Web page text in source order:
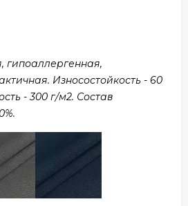
Износостойкость - 60
- 300 г/м2. Состав